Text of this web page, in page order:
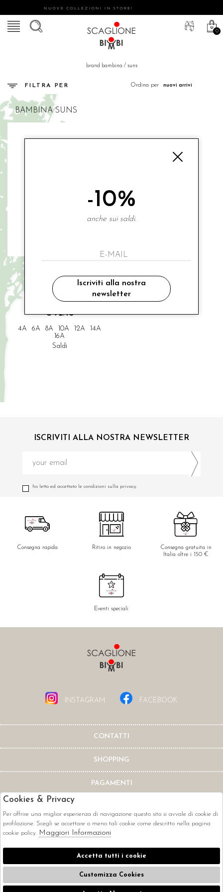
NUOVE COLLEZIONI IN STORE!
0
brand bambina / suns
FILTRA PER Ordina per
BAMBINASUNS
giubbino primaverile bambina
foderato cotone
€ 132.00 -30%
€ 92.40
4A 6A 8A 10A 12A
14A
16A
Saldi
ISCRIVITI ALLA NOSTRA NEWSLETTER
ho letto ed accettato le condizioni sulla privacy.
Consegna rapida Ritiro in negozio
Consegna gratuita in
Italia oltre i 150 €
Eventi speciali
INSTAGRAM FACEBOOK
CONTATTI
SHOPPING
PAGAMENTI
CORRIERI
-10%
anche sui saldi.
Iscriviti alla nostra
newsletter
Cookies & Privacy
Per offrire una miglior esperienza di navigazione questo sito si avvale di cookie di
profilazione. Scegli se accettare o meno tali cookie come descritto nella pagina
cookie policy. Maggiori Informazioni
Accetta tutti i cookie
Customizza Cookies